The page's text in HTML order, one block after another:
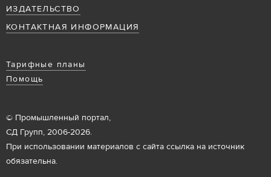
ИЗДАТЕЛЬСТВО
КОНТАКТНАЯ ИНФОРМАЦИЯ
Тарифные планы
Помощь
© Промышленный портал,
СД Групп, 2006-2026.
При использовании материалов с сайта ссылка на источник
обязательна.